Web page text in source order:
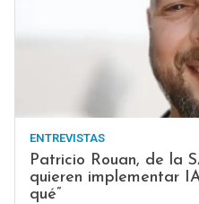
ENTREVISTAS
Patricio Rouan, de la
quieren implementar
qué”